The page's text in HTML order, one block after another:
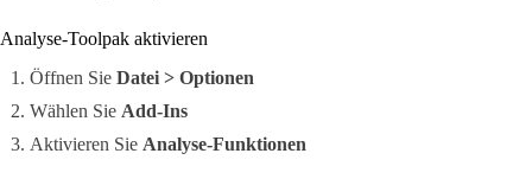
Analyse-Toolpak aktivieren
Öffnen Sie Datei > Optionen
Wählen Sie Add-Ins
Aktivieren Sie Analyse-Funktionen